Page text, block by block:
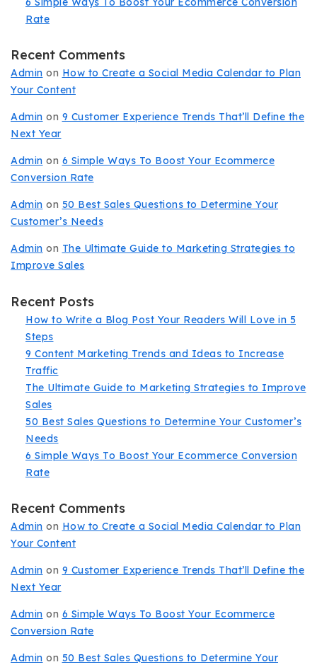
Rate
Recent Comments
Admin on How to Create a Social Media Calendar to Plan
Your Content
Admin on 9 Customer Experience Trends That’ll Define the
Next Year
Admin on 6 Simple Ways To Boost Your Ecommerce
Conversion Rate
Admin on 50 Best Sales Questions to Determine Your
Customer’s Needs
Admin on The Ultimate Guide to Marketing Strategies to
Improve Sales
Recent Posts
How to Write a Blog Post Your Readers Will Love in 5
Steps
9 Content Marketing Trends and Ideas to Increase
Traffic
The Ultimate Guide to Marketing Strategies to Improve
Sales
50 Best Sales Questions to Determine Your Customer’s
Needs
6 Simple Ways To Boost Your Ecommerce Conversion
Rate
Recent Comments
Admin on How to Create a Social Media Calendar to Plan
Your Content
Admin on 9 Customer Experience Trends That’ll Define the
Next Year
Admin on 6 Simple Ways To Boost Your Ecommerce
Conversion Rate
Admin on 50 Best Sales Questions to Determine Your